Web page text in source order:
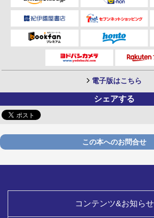
電子版はこちら
シェアする
この本へのお問合せ
コンテンツ&お知らせ